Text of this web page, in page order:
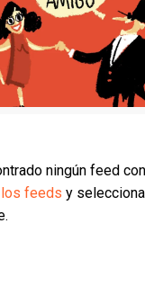
ningún feed
feeds y